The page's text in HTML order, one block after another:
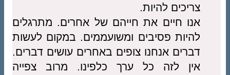
צריכים להיות.
אנו חיים את חייהם של אחרים. מתרגלים
להיות פסיבים ומשועממים. במקום לעשות
דברים אנחנו צופים באחרים עושים דברים.
אין לזה כל ערך כלפינו. מרוב צפייה